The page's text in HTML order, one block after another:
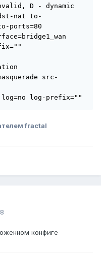
D - dynamic
ports=80
fractal
конфиге